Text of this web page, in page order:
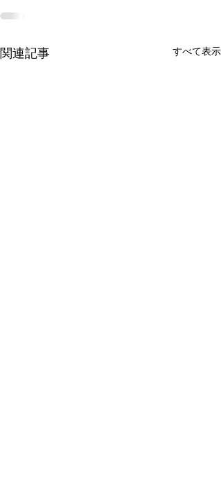
関連記事 すべて表示